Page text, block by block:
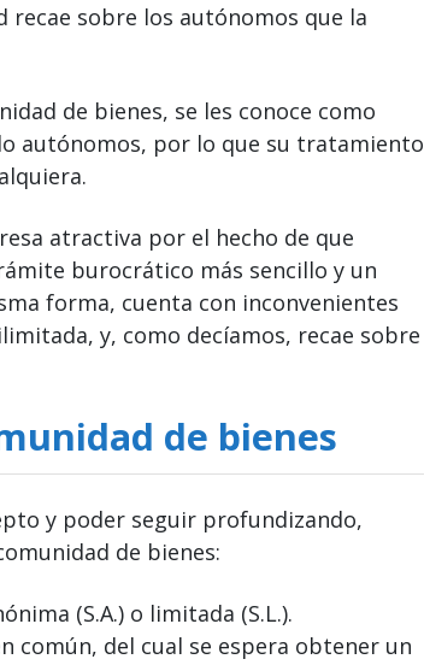
sobre los autónomos que la
de bienes, se les conoce como
autónomos, por lo que su tratamiento
atractiva por el hecho de que
burocrático más sencillo y un
forma, cuenta con inconvenientes
y, como decíamos, recae sobre
de bienes
y poder seguir profundizando,
de bienes:
(S.A.) o limitada (S.L.).
común, del cual se espera obtener un